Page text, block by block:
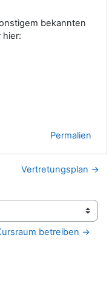
bekannten
hier:
Permalien
Vertretungsplan →
betreiben →